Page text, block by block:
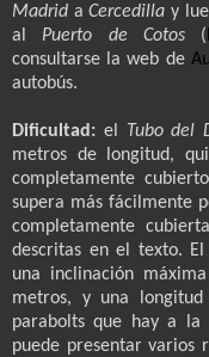
Madrid aCercedillay
al Puerto de Cotos (
consultarse la web de
autobús.
Dificultad: el Tubo del
metros de longitud,
completamente
supera más fácilmente
completamente
descritas en el texto. El
una inclinación
metros, y una
parabolts que hay a la
puede presentar varios